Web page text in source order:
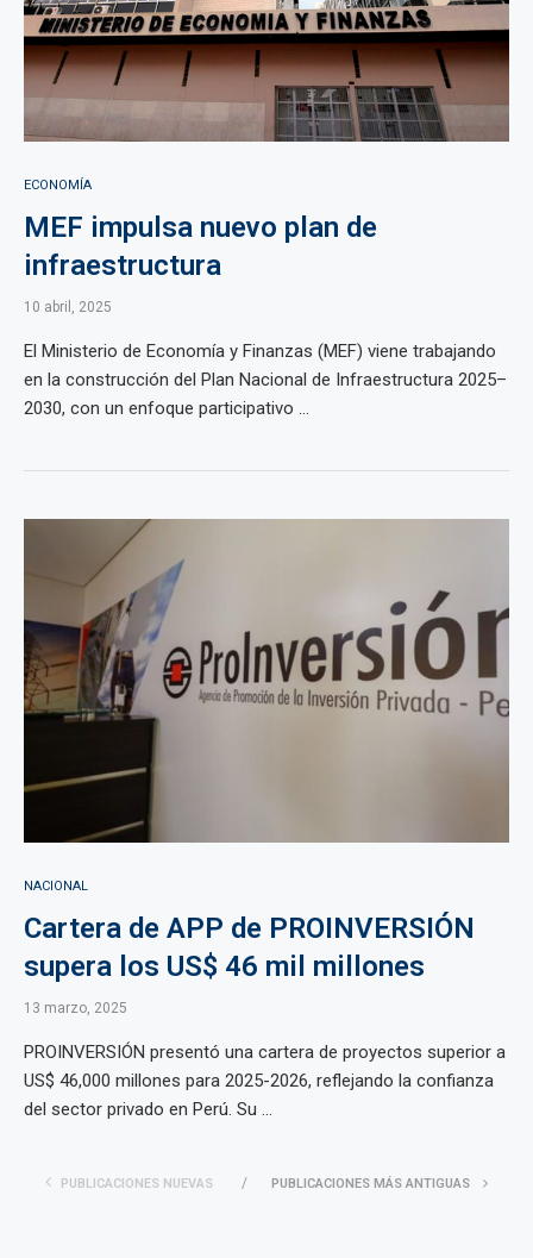
ECONOMÍA
MEF impulsa nuevo plan de
infraestructura
10 abril, 2025
El Ministerio de Economía y Finanzas (MEF) viene trabajando
en la construcción del Plan Nacional de Infraestructura 2025–
2030, con un enfoque participativo ...
NACIONAL
Cartera de APP de PROINVERSIÓN
supera los US$ 46 mil millones
13 marzo, 2025
PROINVERSIÓN presentó una cartera de proyectos superior a
US$ 46,000 millones para 2025-2026, reflejando la confianza
del sector privado en Perú. Su ...
PUBLICACIONES NUEVAS PUBLICACIONES MÁS ANTIGUAS